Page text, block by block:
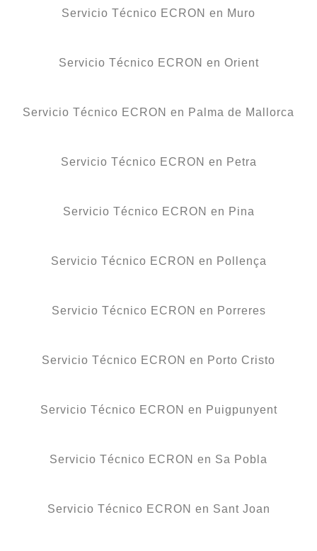
Servicio Técnico ECRON en Muro
Servicio Técnico ECRON en Orient
Servicio Técnico ECRON en Palma de Mallorca
Servicio Técnico ECRON en Petra
Servicio Técnico ECRON en Pina
Servicio Técnico ECRON en Pollença
Servicio Técnico ECRON en Porreres
Servicio Técnico ECRON en Porto Cristo
Servicio Técnico ECRON en Puigpunyent
Servicio Técnico ECRON en Sa Pobla
Servicio Técnico ECRON en Sant Joan